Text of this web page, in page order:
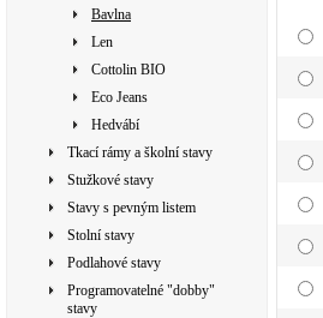
Bavlna
Len
Cottolin BIO
Eco Jeans
Hedvábí
Tkací rámy a školní stavy
Stužkové stavy
Stavy s pevným listem
Stolní stavy
Podlahové stavy
Programovatelné "dobby"
stavy